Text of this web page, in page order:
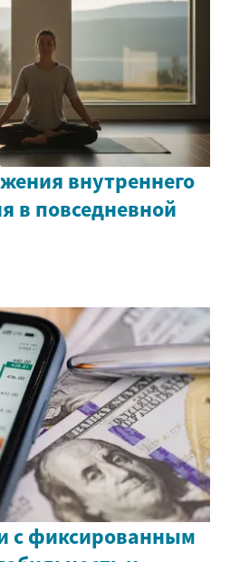
внутреннего
в повседневной
с фиксированным